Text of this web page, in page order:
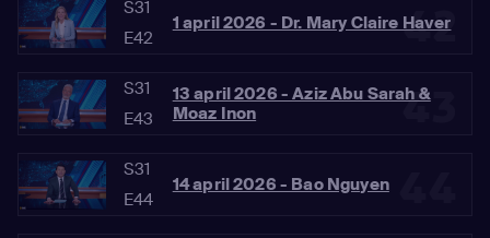
42
S31
E42
1 april 2026 - Dr. Mary Claire Haver
43
S31
E43
13 april 2026 - Aziz Abu Sarah &
Moaz Inon
S31
E44
14 april 2026 - Bao Nguyen